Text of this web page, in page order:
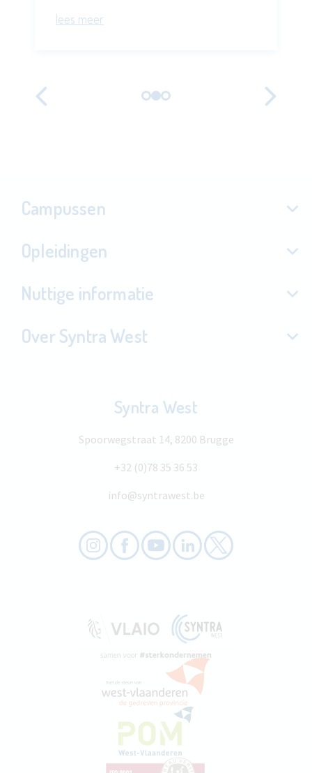
lees meer
Campussen
Opleidingen
Nuttige informatie
Over Syntra West
Syntra West
Spoorwegstraat 14, 8200 Brugge
+32 (0)78 35 36 53
info@syntrawest.be